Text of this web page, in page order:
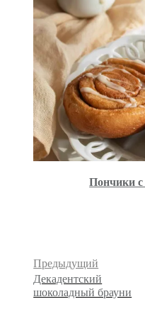
Пончики с
Предыдущий
Декадентский
шоколадный брауни